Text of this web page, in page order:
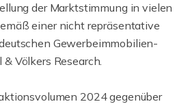
der Marktstimmung in vielen
einer nicht repräsentative
Gewerbeimmobilien-
Völkers Research.
2024 gegenüber